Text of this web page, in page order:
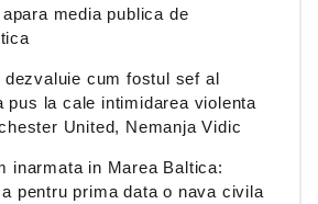
media publica de
dezvaluie cum fostul sef al
pus la cale intimidarea violenta
United, Nemanja Vidic
inarmata in Marea Baltica:
pentru prima data o nava civila